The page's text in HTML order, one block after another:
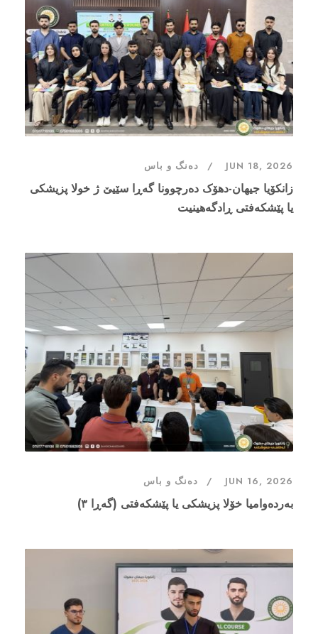
JUN 18, 2026 دەنگ و باس
زانکۆیا جیهان-دهۆک دەرچوونا گەڕا سێیێ ژ خولا پزیشکی
یا پێشکەفتی ڕادگەهینیت
JUN 16, 2026 دەنگ و باس
بەردەوامیا خۆلا پزیشکی یا پێشکەفتی (گەڕا ٣)